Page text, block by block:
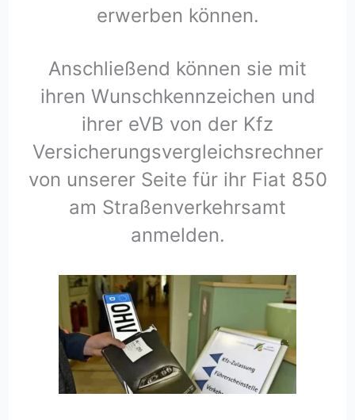
erwerben können.
Anschließend können sie mit
ihren Wunschkennzeichen und
ihrer eVB von der Kfz
Versicherungsvergleichsrechner
von unserer Seite für ihr Fiat 850
am Straßenverkehrsamt
anmelden.